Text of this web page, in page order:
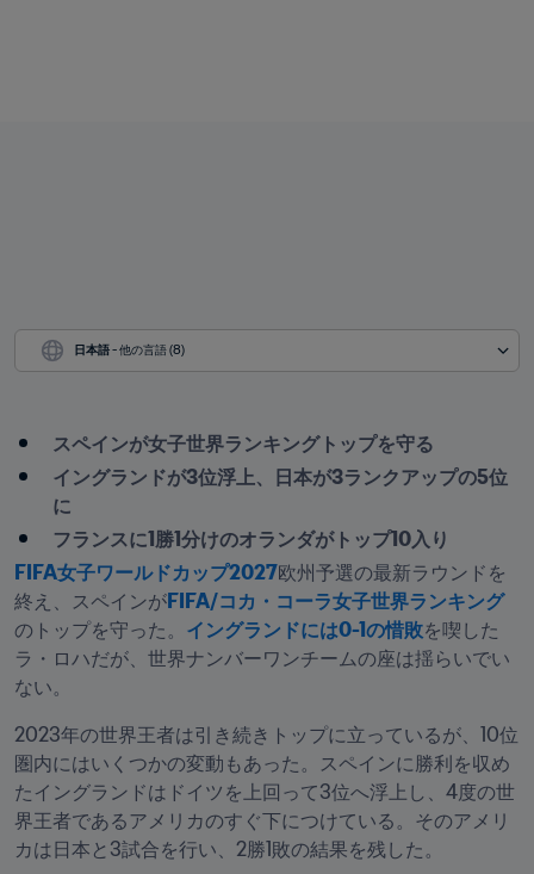
日本語 - 他の言語 (8)
スペインが女子世界ランキングトップを守る
イングランドが3位浮上、日本が3ランクアップの5位
に
フランスに1勝1分けのオランダがトップ10入り
FIFA女子ワールドカップ2027欧州予選の最新ラウンドを
終え、スペインが FIFA/コカ・コーラ女子世界ランキング
のトップを守った。 イングランドには0-1の惜敗を喫した
ラ・ロハだが、世界ナンバーワンチームの座は揺らいでい
ない。
2023年の世界王者は引き続きトップに立っているが、10位
圏内にはいくつかの変動もあった。スペインに勝利を収め
たイングランドはドイツを上回って3位へ浮上し、4度の世
界王者であるアメリカのすぐ下につけている。そのアメリ
カは日本と3試合を行い、2勝1敗の結果を残した。